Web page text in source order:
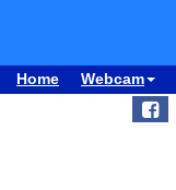
Home Webcam